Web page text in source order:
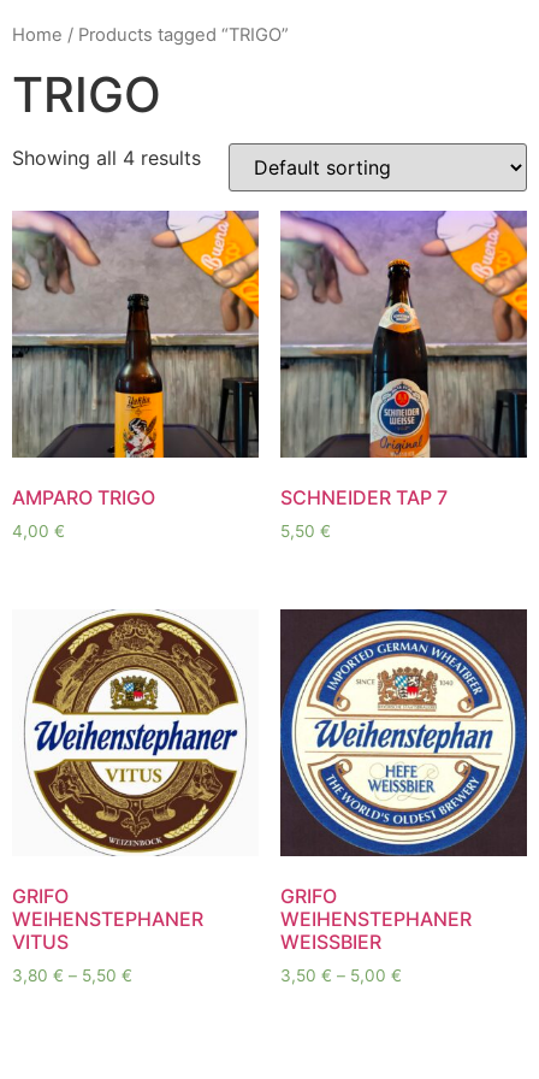
Home / Products tagged “TRIGO”
TRIGO
Showing all 4 results
AMPARO TRIGO
4,00 €
SCHNEIDER TAP 7
5,50 €
GRIFO
WEIHENSTEPHANER
VITUS
3,80 € – 5,50 €
GRIFO
WEIHENSTEPHANER
WEISSBIER
3,50 € – 5,00 €